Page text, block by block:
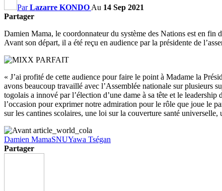
ParLazarre KONDO Au 14 Sep 2021
Partager
Damien Mama, le coordonnateur du système des Nations est en
Avant son départ, il a été reçu en audience par la présidente de
« J’ai profité de cette audience pour faire le point à Madame la
avons beaucoup travaillé avec l’Assemblée nationale sur plusieurs
togolais a innové par l’élection d’une dame à sa tête et le
l’occasion pour exprimer notre admiration pour le rôle que joue le
sur les cantines scolaires, une loi sur la couverture santé
Damien MamaSNUYawa Tségan
Partager